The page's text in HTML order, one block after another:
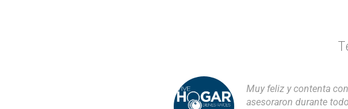
Muy feliz y contenta
asesoraron durante